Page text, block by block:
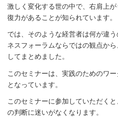
激しく変化する世の中で、右肩上
復力があることが知られています。
では、そのような経営者は何が違
ネスフォーラムならではの観点か
してまとめました。
このセミナーは、実践のためのワ
となっています。
このセミナーに参加していただく
の判断に迷いがなくなります。